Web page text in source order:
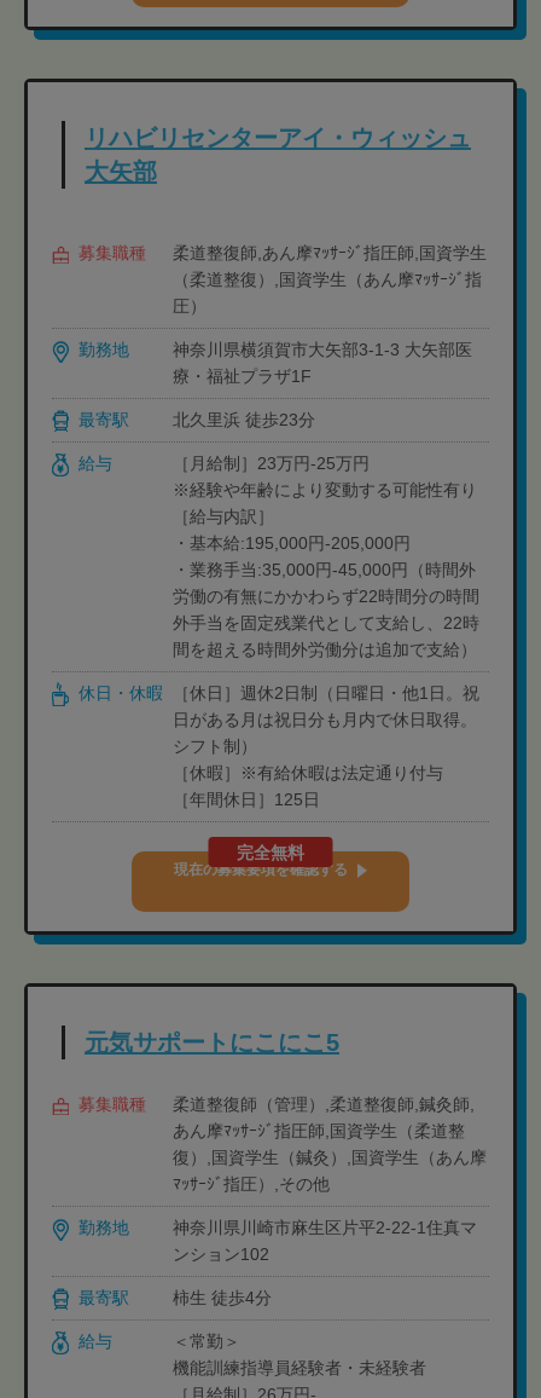
リハビリセンターアイ・ウィッシュ
大矢部
募集職種
柔道整復師,あん摩ﾏｯｻｰｼﾞ指圧師,国資学生
（柔道整復）,国資学生（あん摩ﾏｯｻｰｼﾞ指
圧）
勤務地
神奈川県横須賀市大矢部3-1-3 大矢部医
療・福祉プラザ1F
最寄駅 北久里浜 徒歩23分
給与
［月給制］23万円-25万円
※経験や年齢により変動する可能性有り
［給与内訳］
・基本給:195,000円-205,000円
・業務手当:35,000円-45,000円（時間外
労働の有無にかかわらず22時間分の時間
外手当を固定残業代として支給し、22時
間を超える時間外労働分は追加で支給）
休日・休暇
［休日］週休2日制（日曜日・他1日。祝
日がある月は祝日分も月内で休日取得。
シフト制）
［休暇］※有給休暇は法定通り付与
［年間休日］125日
完全無料
現在の募集要項を確認する
元気サポートにこにこ5
募集職種
柔道整復師（管理）,柔道整復師,鍼灸師,
あん摩ﾏｯｻｰｼﾞ指圧師,国資学生（柔道整
復）,国資学生（鍼灸）,国資学生（あん摩
ﾏｯｻｰｼﾞ指圧）,その他
勤務地
神奈川県川崎市麻生区片平2-22-1住真マ
ンション102
最寄駅 柿生 徒歩4分
給与
＜常勤＞
機能訓練指導員経験者・未経験者